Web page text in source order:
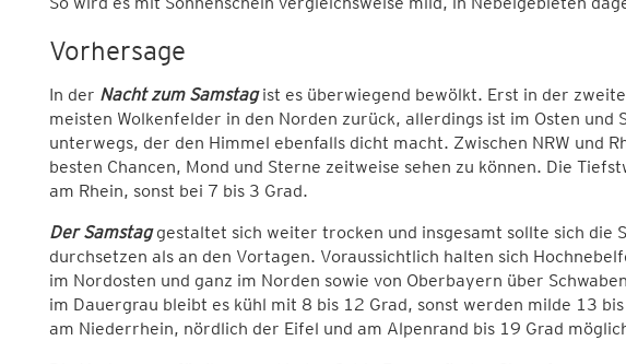
Vorhersage
In der Nacht zum Samstagist es überwiegend bewölkt. Erst in der
meisten Wolkenfelder in den Norden zurück, allerdings ist im Osten und
unterwegs, der den Himmel ebenfalls dicht macht. Zwischen NRW und
besten Chancen, Mond und Sterne zeitweise sehen zu können. Die
am Rhein, sonst bei 7 bis 3 Grad.
Der Samstaggestaltet sich weiter trocken und insgesamt sollte sich die
durchsetzen als an den Vortagen. Voraussichtlich halten sich
im Nordosten und ganz im Norden sowie von Oberbayern über
im Dauergrau bleibt es kühl mit 8 bis 12 Grad, sonst werden milde 13
am Niederrhein, nördlich der Eifel und am Alpenrand bis 19 Grad